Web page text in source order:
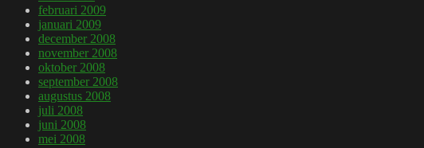
februari 2009
januari 2009
december 2008
november 2008
oktober 2008
september 2008
augustus 2008
juli 2008
juni 2008
mei 2008